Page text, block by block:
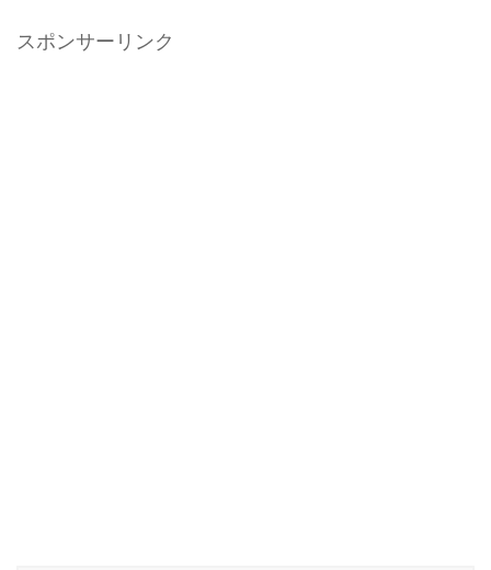
スポンサーリンク